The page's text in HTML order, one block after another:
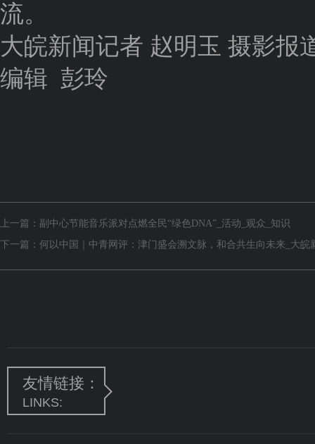
流。
大皖新闻记者 赵明玉 摄影报
编辑 彭玲
上一篇： 副中心节能音乐派对点燃全民“绿色DNA”_活动_观众_知识
下一篇： 何以中国｜中青网评：津门盛会溯文脉，和合共生向未来_大皖
友情链接：
LINKS: